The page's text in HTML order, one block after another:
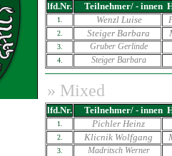
lfd.Nr. Teilnehmer/ - innen
1. Wenzl Luise
2. Steiger Barbara
3. Gruber Gerlinde
4. Steiger Barbara
» Mixed
lfd.Nr. Teilnehmer/ - innen
1. Pichler Heinz
2. Klicnik Wolfgang
3. Madritsch Werner